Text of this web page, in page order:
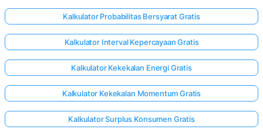
Kalkulator Probabilitas Bersyarat Gratis
Kalkulator Interval Kepercayaan Gratis
Kalkulator Kekekalan Energi Gratis
Kalkulator Kekekalan Momentum Gratis
Kalkulator Surplus Konsumen Gratis